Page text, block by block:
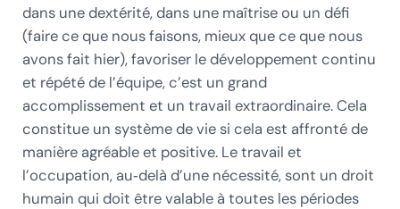
dans une dextérité, dans une maîtrise ou un défi
(faire ce que nous faisons, mieux que ce que nous
avons fait hier), favoriser le développement continu
et répété de l’équipe, c’est un grand
accomplissement et un travail extraordinaire. Cela
constitue un système de vie si cela est affronté de
manière agréable et positive. Le travail et
l’occupation, au‑delà d’une nécessité, sont un droit
humain qui doit être valable à toutes les périodes